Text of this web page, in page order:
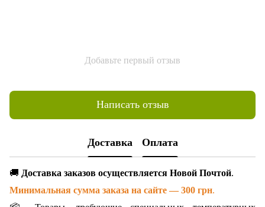
Добавьте первый отзыв
Написать отзыв
Доставка Оплата
🚚 Доставка заказов осуществляется Новой Почтой.
Минимальная сумма заказа на сайте — 300 грн.